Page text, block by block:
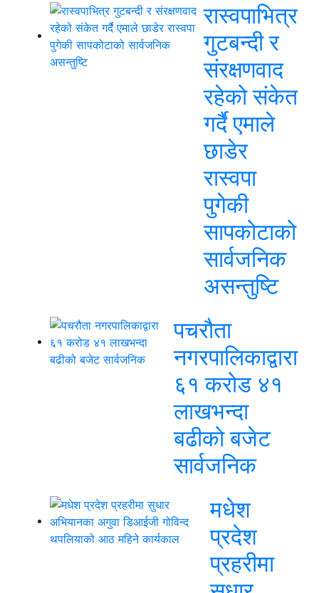
रास्वपाभित्र
गुटबन्दी र
संरक्षणवाद
रहेको संकेत
गर्दै एमाले
छाडेर
रास्वपा
पुगेकी
सापकोटाको
सार्वजनिक
असन्तुष्टि
पचरौता
नगरपालिकाद्वारा
६१ करोड ४१
लाखभन्दा
बढीको बजेट
सार्वजनिक
मधेश
प्रदेश
प्रहरीमा